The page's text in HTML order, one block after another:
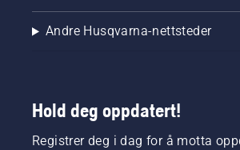
Andre Husqvarna-nettsteder
Hold deg oppdatert!
Registrer deg i dag for å motta